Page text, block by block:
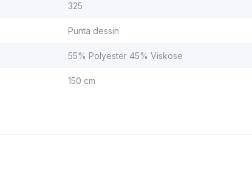
325
Punta dessin
55% Polyester 45% Viskose
150 cm